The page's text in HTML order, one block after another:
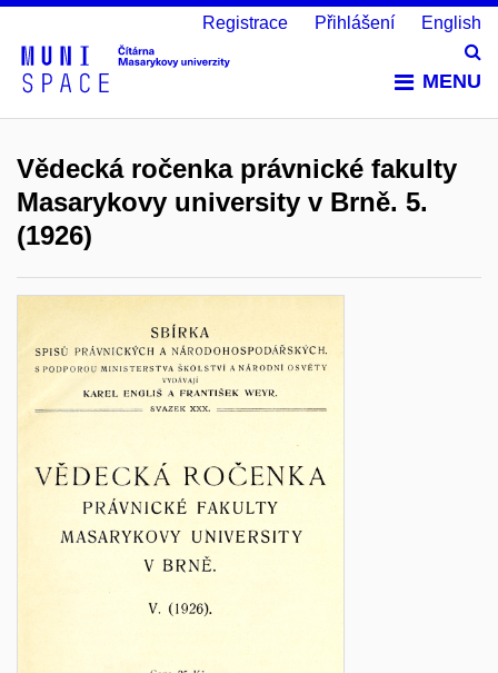
MENU
Registrace Přihlášení English
Vědecká ročenka právnické fakulty
Masarykovy university v Brně. 5.
(1926)